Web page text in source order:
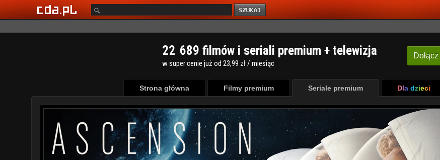
Dołącz
22 689 filmów i seriali premium + telewizja
w super cenie już od 23,99 zł / miesiąc
Strona główna Filmy premium Seriale premium Dla dzieci